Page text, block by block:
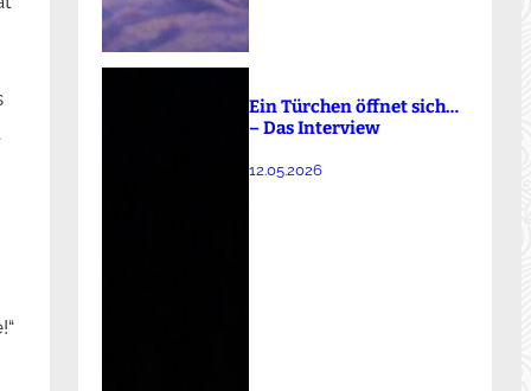
Ein Türchen öffnet sich…
– Das Interview
12.05.2026